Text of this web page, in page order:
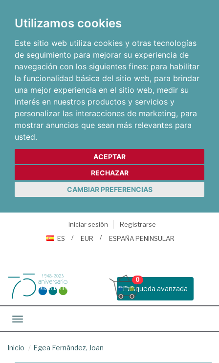
Utilizamos cookies
Este sitio web utiliza cookies y otras tecnologías
de seguimiento para mejorar su experiencia de
navegación con los siguientes fines: para habilitar
la funcionalidad básica del sitio web, para brindar
una mejor experiencia en el sitio web, medir su
interés en nuestros productos y servicios y
personalizar las interacciones de marketing, para
mostrar anuncios que sean más relevantes para
usted.
ACEPTAR
RECHAZAR
CAMBIAR PREFERENCIAS
Iniciar sesión
Registrarse
ES
EUR ESPAÑA PENINSULAR
Busqueda avanzada
0
Toggle navigation
Inicio Egea Fernàndez, Joan